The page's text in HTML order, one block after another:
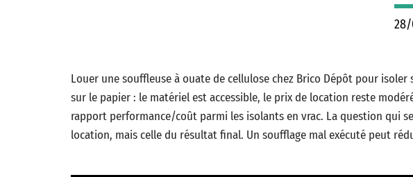
Louer une souffleuse à ouate de cellulose chez Brico Dépôt pour isoler
sur le papier : le matériel est accessible, le prix de location reste
rapport performance/coût parmi les isolants en vrac. La question qui
location, mais celle du résultat final. Un soufflage mal exécuté peut